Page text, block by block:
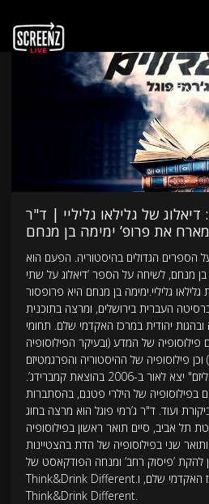
של גלילאו גליליי | ד"ר
מארח את פרופ’ ימימה בן מנחם
הספרים הגדולים בהיסטוריה. הפעם הוא
מנחם, לשיחה על הספר ’דיאלוג על שתי
גליליי.ימימה בן מנחם היא פרופסור
העברית בירושלים, ומרצה בתוכנית
ובהגות יהודית במרכז האקדמי שלם. תחומי
של המדע (ובעיקר הפילוסופיה
פילוסופיה של ההיסטוריה והפרגמטיזם
האמריקאי. ספרה "קונבנציונליזם" יצא לאור ב-2006 בהוצאת קמברידג’.
בפילוסופיה של הילרי פטנם, בהסתברות
ועוד. ד"ר ג’רמי פוגל הוא מרצה בחוג
תל אביב, סיים תואר ראשון בפילוסופיה
ותואר שני בפילוסופיה של הדת בהצטיינות
להקת ’פיסוק רחב’ ומנחה הפודקאסט של
Think&Drink Different.הסדרה בשיתוף המרכז האקדמי שלם, ו
Think&Drink Different.